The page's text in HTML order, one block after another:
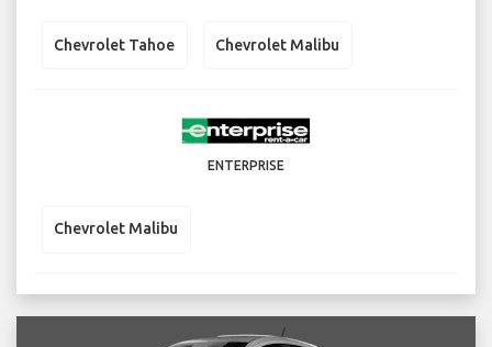
Chevrolet Tahoe Chevrolet Malibu
ENTERPRISE
Chevrolet Malibu